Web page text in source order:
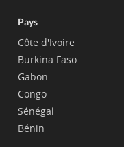
Pays
Côte d'Ivoire
Burkina Faso
Gabon
Congo
Sénégal
Bénin